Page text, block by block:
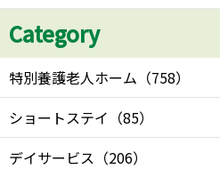
Category
特別養護老人ホーム （758）
ショートステイ （85）
デイサービス （206）